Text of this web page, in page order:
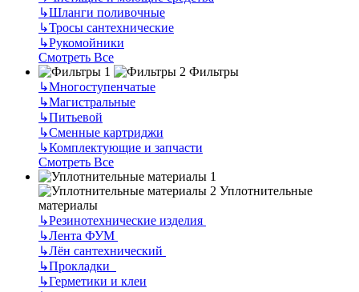
↳Шланги поливочные
↳Тросы сантехнические
↳Рукомойники
Смотреть Все
Фильтры
↳Многоступенчатые
↳Магистральные
↳Питьевой
↳Сменные картриджи
↳Комплектующие и запчасти
Смотреть Все
Уплотнительные
материалы
↳Резинотехнические изделия
↳Лента ФУМ
↳Лён сантехнический
↳Прокладки
↳Герметики и клеи